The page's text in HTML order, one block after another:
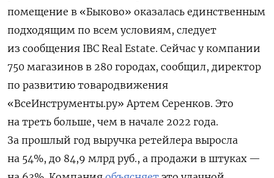
помещение в «Быково» оказалась единственным
подходящим по всем условиям, следует
из сообщения IBC Real Estate. Сейчас у компании
750 магазинов в 280 городах, сообщил, директор
по развитию товародвижения
«ВсеИнструменты.ру» Артем Серенков. Это
на треть больше, чем в начале 2022 года.
За прошлый год выручка ретейлера выросла
на 54%, до 84,9 млрд руб., а продажи в штуках —